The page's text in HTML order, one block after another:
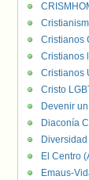
Cristianos
Cristianos
Cristianos
Cristo
Devenir
Diaconía
El Centro
Emaus-